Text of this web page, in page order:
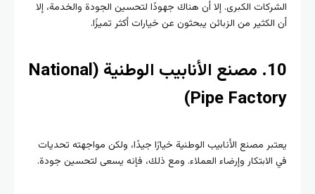
الشركات الكبرى. إلا أن هناك جهودًا لتحسين الجودة والخدمة، إلا
أن الكثير من الزبائن يبحثون عن خيارات أكثر تميزًا.
10. مصنع الأنابيب الوطنية (National
Pipe Factory)
يعتبر مصنع الأنابيب الوطنية خيارًا جيدًا، ولكن مواجهته تحديات
في الابتكار وإرضاء العملاء. ومع ذلك، فإنه يسعى لتحسين جودة.